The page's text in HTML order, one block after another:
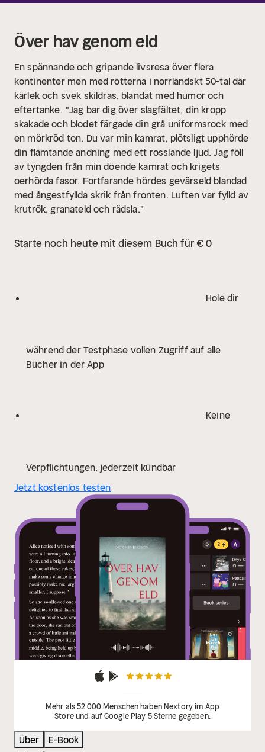
Över hav genom eld
En spännande och gripande livsresa över flera
kontinenter men med rötterna i norrländskt 50-tal där
kärlek och svek skildras, blandat med humor och
eftertanke. "Jag bar dig över slagfältet, din kropp
skakade och blodet färgade din grå uniformsrock med
en mörkröd ton. Du var min kamrat, plötsligt upphörde
din flämtande andning med ett rosslande ljud. Jag föll
av tyngden från min döende kamrat och krigets
oerhörda fasor. Fortfarande hördes gevärseld blandad
med ångestfyllda skrik från fronten. Luften var fylld av
krutrök, granateld och rädsla."
Starte noch heute mit diesem Buch für € 0
Hole dir
während der Testphase vollen Zugriff auf alle
Bücher in der App
Keine
Verpflichtungen, jederzeit kündbar
Jetzt kostenlos testen
Mehr als 52 000 Menschen haben Nextory im App
Store und auf Google Play 5 Sterne gegeben.
Über
E-Book